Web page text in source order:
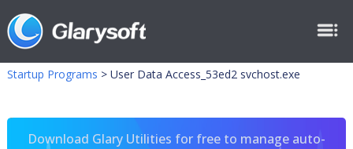
Startup Programs > User Data Access_53ed2 svchost.exe
Download Glary Utilities for free to manage auto-